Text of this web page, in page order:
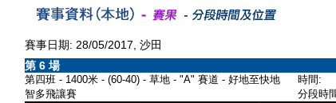
賽事日期: 28/05/2017, 沙田
第 6 場
第四班 - 1400米 - (60-40) - 草地 - "A" 賽道 - 好地至快地
智多飛讓賽
時間:
分段時